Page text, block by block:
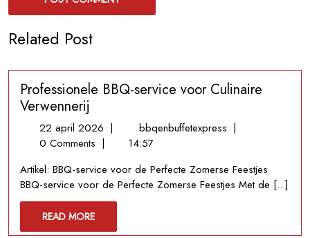
Related Post
Professionele BBQ-service voor Culinaire
Verwennerij
22 april 2026 22| bbqenbuffetexpress Professionele
voor
Culinaire
|
0 Comments |
14:57
Artikel: BBQ-service voor de Perfecte Zomerse Feestjes
BBQ-service voor de Perfecte Zomerse Feestjes Met de [...]
READ MOREREAD
MORE